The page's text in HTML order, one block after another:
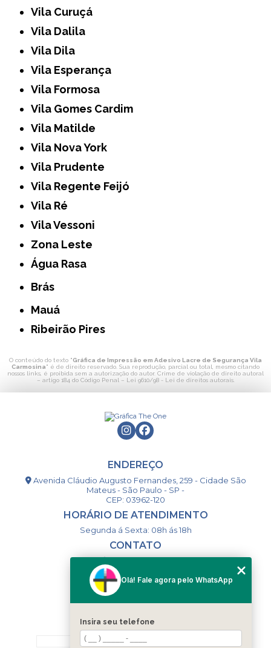
Vila Curuçá
Vila Dalila
Vila Dila
Vila Esperança
Vila Formosa
Vila Gomes Cardim
Vila Matilde
Vila Nova York
Vila Prudente
Vila Regente Feijó
Vila Ré
Vila Vessoni
Zona Leste
Água Rasa
Brás
Mauá
Ribeirão Pires
O conteúdo do texto "Gráfica de Impressão em Adesivo Lacre de Segurança Vila
Carmosina" é de direito reservado. Sua reprodução, parcial ou total, mesmo citando
nossos links, é proibida sem a autorização do autor. Crime de violação de direito autoral
– artigo 184 do Código Penal – Lei 9610/98 - Lei de direitos autorais.
ENDEREÇO
Avenida Cláudio Augusto Fernandes, 259 - Cidade São
Mateus - São Paulo - SP -
CEP: 03962-120
HORÁRIO DE ATENDIMENTO
Segunda á Sexta: 08h ás 18h
CONTATO
(11) 98993-9556
togsm1@gmail.com
MENU
HOME
Olá! Fale agora pelo WhatsApp
Insira seu telefone